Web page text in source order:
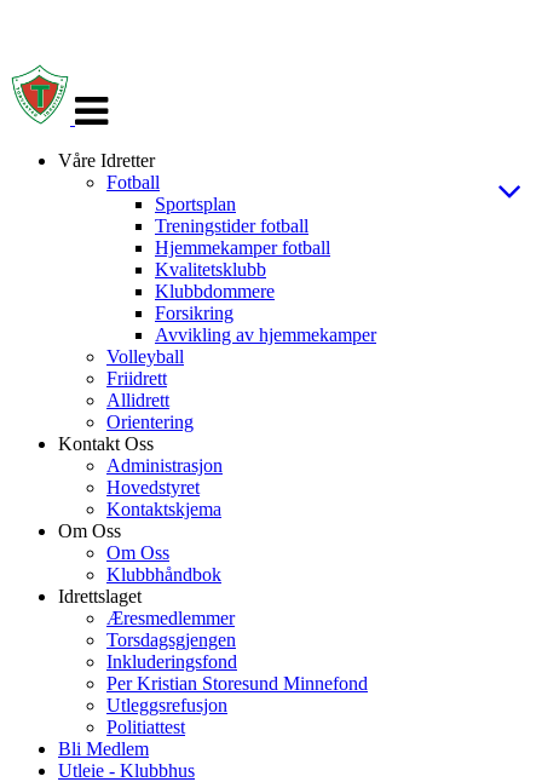
navigasjon
Våre Idretter
Fotball
Sportsplan
Treningstider fotball
Hjemmekamper fotball
Kvalitetsklubb
Klubbdommere
Forsikring
Avvikling av hjemmekamper
Volleyball
Friidrett
Allidrett
Orientering
Kontakt Oss
Administrasjon
Hovedstyret
Kontaktskjema
Om Oss
Om Oss
Klubbhåndbok
Idrettslaget
Æresmedlemmer
Torsdagsgjengen
Inkluderingsfond
Per Kristian Storesund Minnefond
Utleggsrefusjon
Politiattest
Bli Medlem
Utleie - Klubbhus